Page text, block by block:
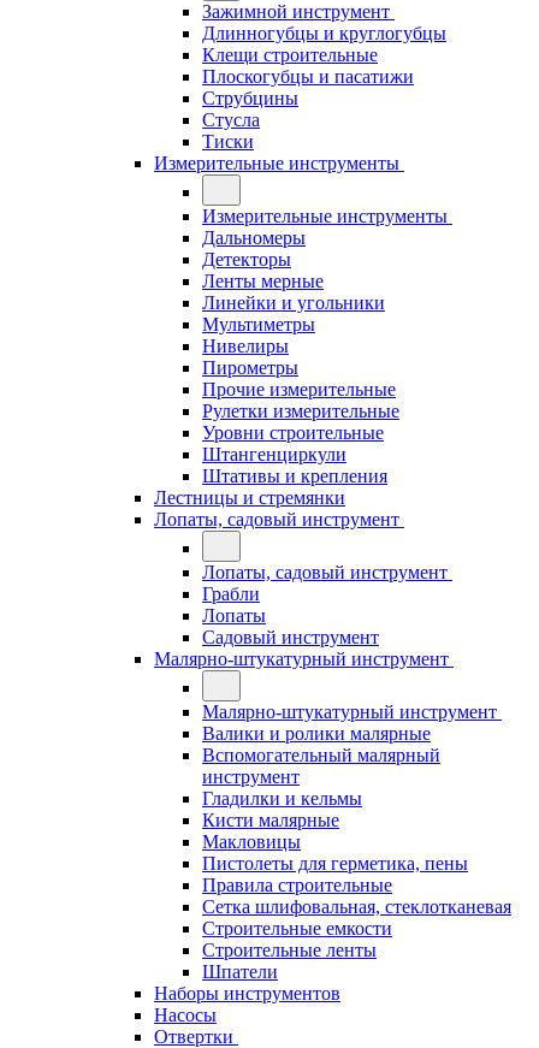
Зажимной инструмент
Длинногубцы и круглогубцы
Клещи строительные
Плоскогубцы и пасатижи
Струбцины
Стусла
Тиски
Измерительные инструменты
Измерительные инструменты
Дальномеры
Детекторы
Ленты мерные
Линейки и угольники
Мультиметры
Нивелиры
Пирометры
Прочие измерительные
Рулетки измерительные
Уровни строительные
Штангенциркули
Штативы и крепления
Лестницы и стремянки
Лопаты, садовый инструмент
Лопаты, садовый инструмент
Грабли
Лопаты
Садовый инструмент
Малярно-штукатурный инструмент
Малярно-штукатурный инструмент
Валики и ролики малярные
Вспомогательный малярный
инструмент
Гладилки и кельмы
Кисти малярные
Макловицы
Пистолеты для герметика, пены
Правила строительные
Сетка шлифовальная, стеклотканевая
Строительные емкости
Строительные ленты
Шпатели
Наборы инструментов
Насосы
Отвертки